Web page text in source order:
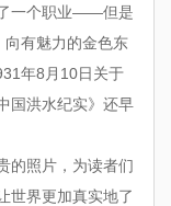
一个职业——但是
向有魅力的金色东
年8 月 10日关于
国洪水纪实》还早
的照片，为读者们
世界更加真实地了